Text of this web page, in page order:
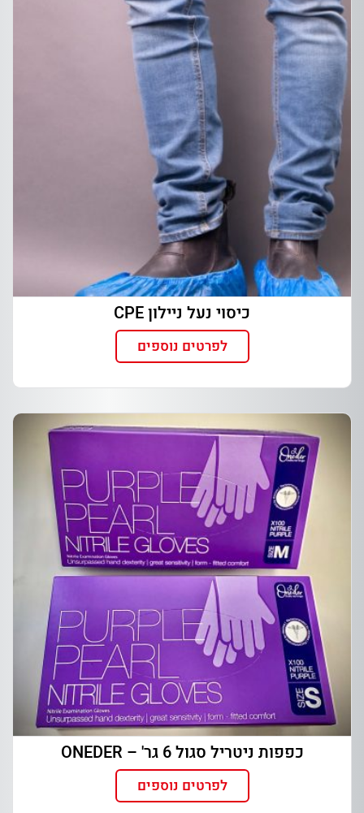
כיסוי נעל ניילון CPE
לפרטים נוספים
כפפות ניטריל סגול 6 גר' – ONEDER
לפרטים נוספים